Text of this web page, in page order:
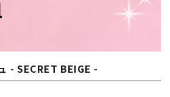
- SECRET BEIGE -